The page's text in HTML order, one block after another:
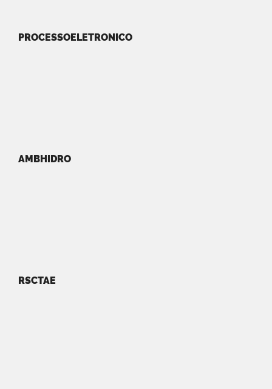
PROCESSOELETRONICO
AMBHIDRO
RSCTAE